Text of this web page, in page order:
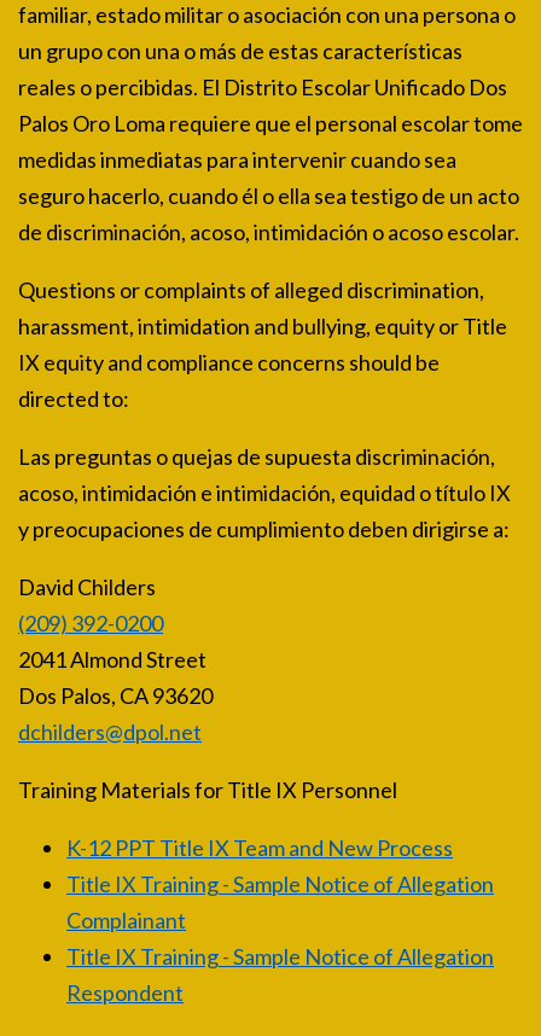
familiar, estado militar o asociación con una persona o
un grupo con una o más de estas características
reales o percibidas. El Distrito Escolar Unificado Dos
Palos Oro Loma requiere que el personal escolar tome
medidas inmediatas para intervenir cuando sea
seguro hacerlo, cuando él o ella sea testigo de un acto
de discriminación, acoso, intimidación o acoso escolar.
Questions or complaints of alleged discrimination,
harassment, intimidation and bullying, equity or Title
IX equity and compliance concerns should be
directed to:
Las preguntas o quejas de supuesta discriminación,
acoso, intimidación e intimidación, equidad o título IX
y preocupaciones de cumplimiento deben dirigirse a:
David Childers
(209) 392-0200
2041 Almond Street
Dos Palos, CA 93620
dchilders@dpol.net
Training Materials for Title IX Personnel
K-12 PPT Title IX Team and New Process
Title IX Training - Sample Notice of Allegation
Complainant
Title IX Training - Sample Notice of Allegation
Respondent